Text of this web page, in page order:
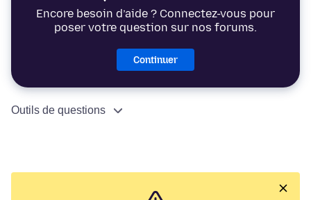
Encore besoin d’aide ? Connectez-vous pour
poser votre question sur nos forums.
Continuer
Outils de questions